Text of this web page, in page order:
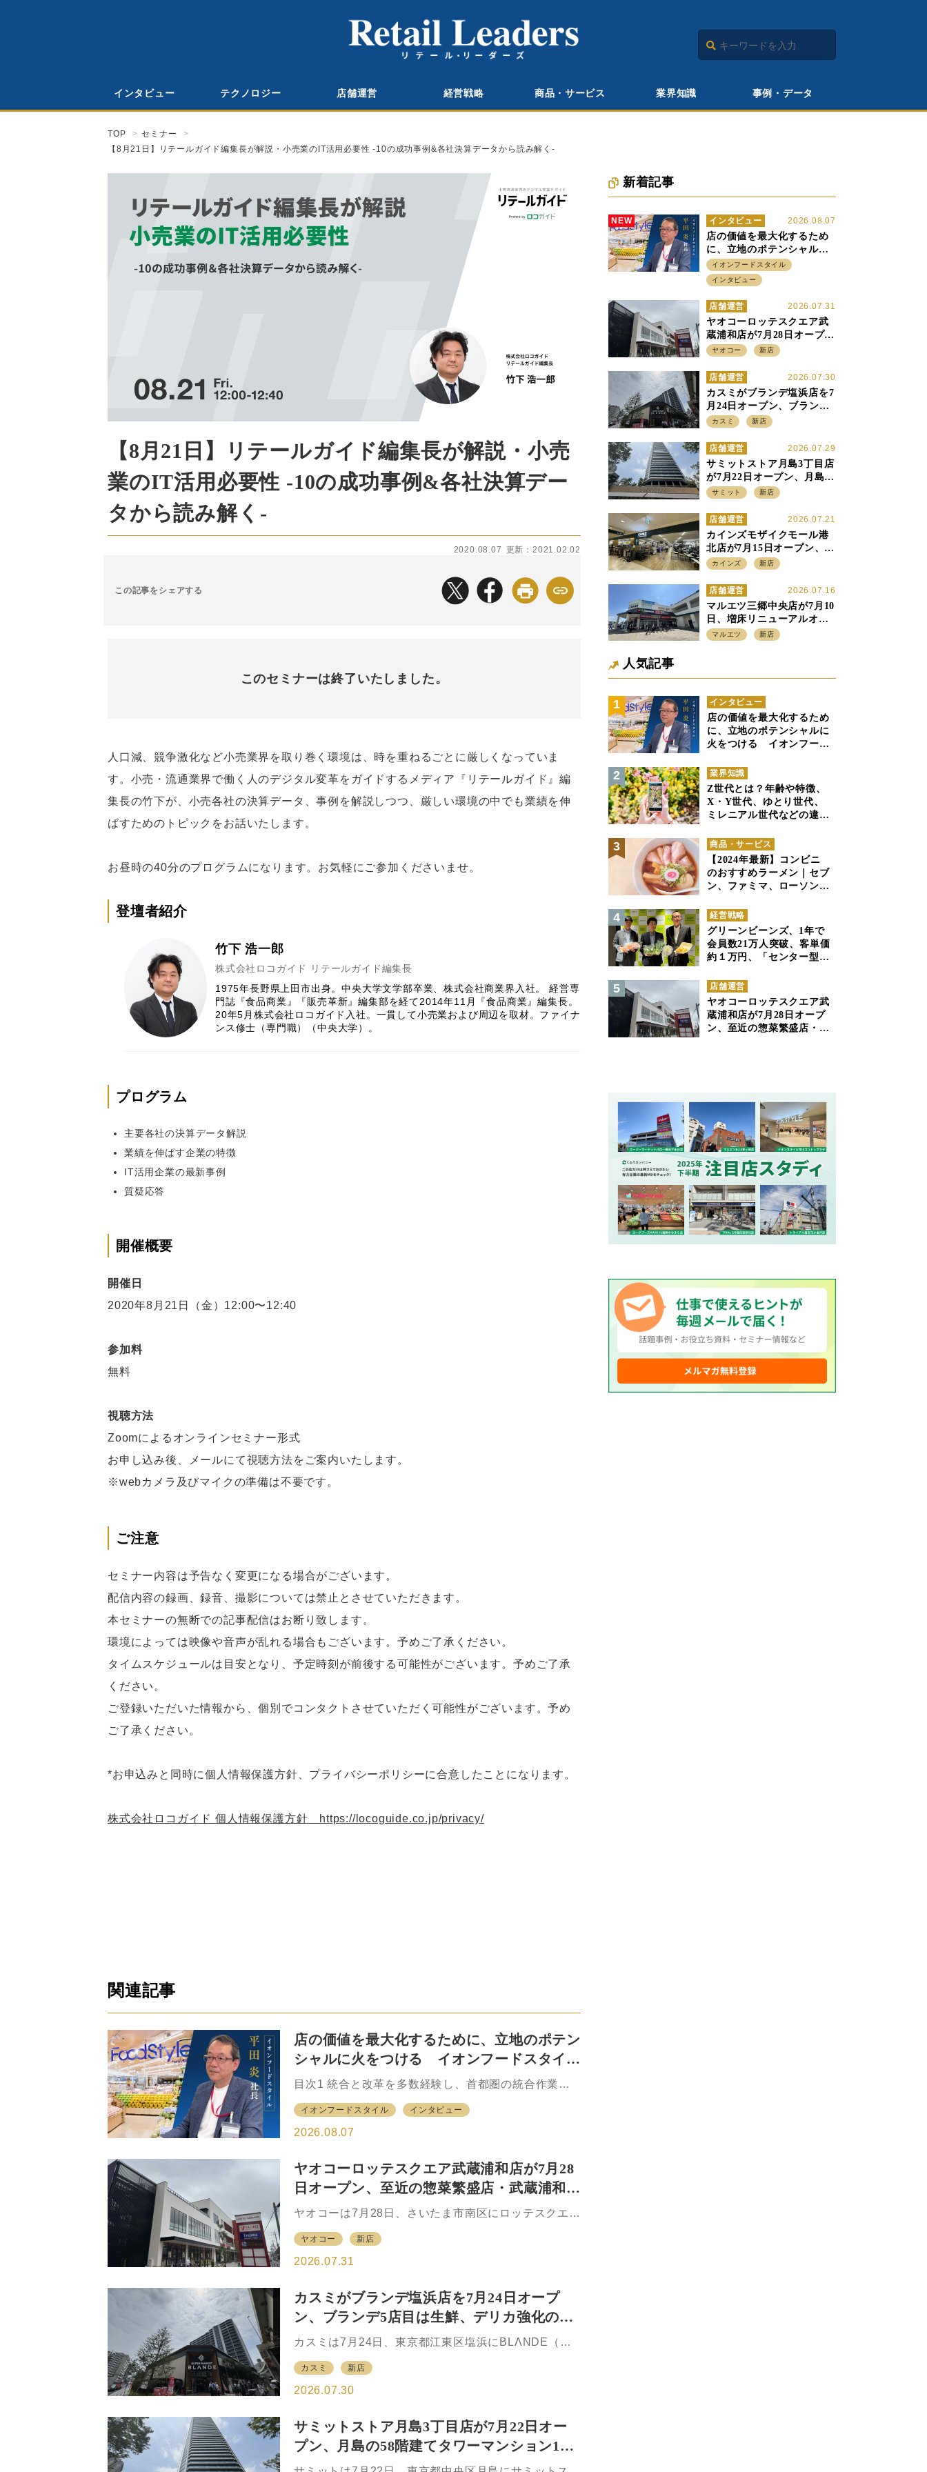
インタビュー テクノロジー 店舗運営 経営戦略 商品・サービス 業界知識 事例・データ
TOP
セミナー
【8月21日】リテールガイド編集長が解説・小売業のIT活用必要性 -10の成功事例&各社決算データから読み解く-
【8月21日】リテールガイド編集長が解説・小売
業のIT活用必要性 -10の成功事例&各社決算デー
タから読み解く-
2020.08.07 更新：2021.02.02
この記事をシェアする
このセミナーは終了いたしました。
人口減、競争激化など小売業界を取り巻く環境は、時を重ねるごとに厳しくなっていま
す。小売・流通業界で働く人のデジタル変革をガイドするメディア『リテールガイド』編
集長の竹下が、小売各社の決算データ、事例を解説しつつ、厳しい環境の中でも業績を伸
ばすためのトピックをお話いたします。
お昼時の40分のプログラムになります。お気軽にご参加くださいませ。
登壇者紹介
竹下 浩一郎
株式会社ロコガイド
リテールガイド編集長
1975年長野県上田市出身。中央大学文学部卒業、株式会社商業界入社。 経営専
門誌『食品商業』『販売革新』編集部を経て2014年11月『食品商業』編集長。
20年5月株式会社ロコガイド入社。一貫して小売業および周辺を取材。ファイナ
ンス修士（専門職）（中央大学）。
プログラム
主要各社の決算データ解説
業績を伸ばす企業の特徴
IT活用企業の最新事例
質疑応答
開催概要
開催日
2020年8月21日（金）12:00〜12:40
参加料
無料
視聴方法
Zoomによるオンラインセミナー形式
お申し込み後、メールにて視聴方法をご案内いたします。
※webカメラ及びマイクの準備は不要です。
ご注意
セミナー内容は予告なく変更になる場合がございます。
配信内容の録画、録音、撮影については禁止とさせていただきます。
本セミナーの無断での記事配信はお断り致します。
環境によっては映像や音声が乱れる場合もございます。予めご了承ください。
タイムスケジュールは目安となり、予定時刻が前後する可能性がございます。予めご了承
ください。
ご登録いただいた情報から、個別でコンタクトさせていただく可能性がございます。予め
ご了承ください。
*お申込みと同時に個人情報保護方針、プライバシーポリシーに合意したことになります。
株式会社ロコガイド 個人情報保護方針 https://locoguide.co.jp/privacy/
関連記事
店の価値を最大化するために、立地のポテン
シャルに火をつける イオンフードスタイ
ル 平田 炎社長
目次1 統合と改革を多数経験し、首都圏の統合作業に
店」になる3 U.S.M.Hにとどまらず、イオングループ
でも連携4 『ライフスタイル』から『マインドスタイ
着手 2026年3月1日、マックスバリュ関東を母体
に、ダイエーの関東事業とイオンマーケットが統合し
てイオンフードスタイルが発足した。首都圏を展開エ
リアとし、全店の約半数を東京都23区内に置く、立地
価値の高い店舗網を持つ。イオングループにおける首
都圏スーパーマーケット（SM）の中核を担うU.S.M.H
イオンフードスタイル インタビュー
2026.08.07
ヤオコーロッテスクエア武蔵浦和店が7月28
日オープン、至近の惣菜繁盛店・武蔵浦和店
とは生鮮強化、ですみ分け
ヤオコーは7月28日、さいたま市南区にロッテスクエア
蔵浦和駅から南に約0.6km、駅西口から徒歩約8分の商
業施設「ロッテスクエア」の2階に出店。同施設は、も
いう。土地、建物の開発はロッテ不動産が手がけ、こ
れをヤオコーがマスターリースの形で借り受け、テナ
ントを誘致して自らも核店として出店した。 ロッテス
クエアには、ヤオコーの他、1階に証明写真機とコメダ
珈琲店、2階にセブン銀行のATM、3階に家電専門店の
ノジマ、歯科クリニック、整骨院、調剤薬局などが入
は…
ヤオコー 新店
2026.07.31
カスミがブランデ塩浜店を7月24日オープ
ン、ブランデ5店目は生鮮、デリカ強化の一
方で通常店の要素も取り入れ
カスミは7月24日、東京都江東区塩浜にBLΛNDE（ブ
場駅の徒歩圏、都営バスのバス停にも近い利便性の高
いマンションの1階に位置する。ただし、木場駅からは
分といった距離で、「駅近」といった立地ではない。
周辺はオフィスや工場、生活圏が混在する人口密集地
区で、40〜50代のファミリー層が多く暮らす。同店は
ブランデフォーマットとして5店目、東京都の店として
カスミ 新店
2026.07.30
サミットストア月島3丁目店が7月22日オー
プン、月島の58階建てタワーマンション1階
に生鮮強化の小商圏型店を出店
新着記事
NEW 2026.08.07
インタビュー
店の価値を最大化するため
に、立地のポテンシャルに
火をつける イオンフード
スタイル 平田 炎社長
イオンフードスタイル
インタビュー
2026.07.31
店舗運営
ヤオコーロッテスクエア武
蔵浦和店が7月28日オープ
ン、至近の惣菜繁盛店・武
すみ分け
ヤオコー 新店
2026.07.30
店舗運営
カスミがブランデ塩浜店を7
月24日オープン、ブランデ5
店目は生鮮、デリカ強化の
入れ
カスミ 新店
2026.07.29
店舗運営
サミットストア月島3丁目店
が7月22日オープン、月島の
58階建てタワーマンション1
を出店
サミット 新店
2026.07.21
店舗運営
カインズモザイクモール港
北店が7月15日オープン、出
店強化の神奈川県、駅前
カインズ 新店
2026.07.16
店舗運営
マルエツ三郷中央店が7月10
日、増床リニューアルオー
プン、「アーバン500坪モデ
マルエツ 新店
人気記事
インタビュー
店の価値を最大化するため
に、立地のポテンシャルに
火をつける イオンフード
業界知識
Z世代とは？年齢や特徴、
X・Y世代、ゆとり世代、
ミレニアル世代などの違い
商品・サービス
【2024年最新】コンビニ
のおすすめラーメン｜セブ
ン、ファミマ、ローソンの
経営戦略
グリーンビーンズ、1年で
会員数21万人突破、客単価
約１万円、「センター型の
も成立できるか
店舗運営
ヤオコーロッテスクエア武
蔵浦和店が7月28日オープ
ン、至近の惣菜繁盛店・武